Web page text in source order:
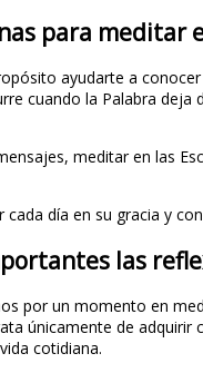
para meditar
ayudarte a
cuando la Palabra
meditar en las
día en su gracia y
las
por un momento en
únicamente de
cotidiana.